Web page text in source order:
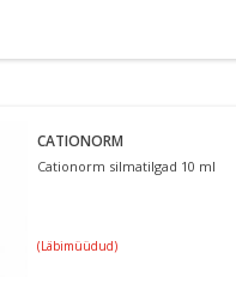
CATIONORM
Cationorm silmatilgad 10 ml
(Läbimüüdud)